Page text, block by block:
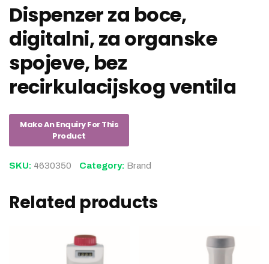
Dispenzer za boce,
digitalni, za organske
spojeve, bez
recirkulacijskog ventila
SKU: 4630350 Category: Brand
Related products